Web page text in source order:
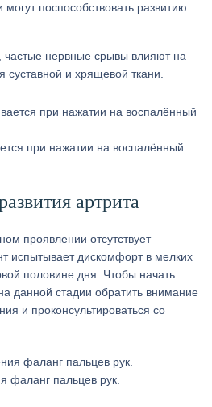
поспособствовать развитию
частые нервные срывы влияют на
суставной и хрящевой ткани.
при нажатии на воспалённый
артрита
проявлении отсутствует
испытывает дискомфорт в мелких
половине дня. Чтобы начать
данной стадии обратить внимание
и проконсультироваться со
фаланг пальцев рук.